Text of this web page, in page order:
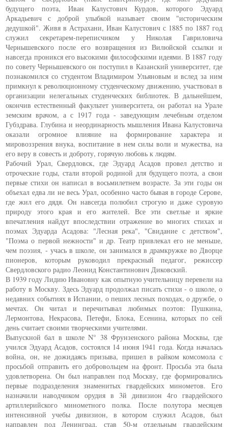
будущего поэта, Иван Калустович Курдов, которого Эдуард
Аркадьевич с доброй улыбкой называет своим "историческим
дедушкой". Живя в Астрахани, Иван Калустович с 1885 по 1887 год
служил секретарем-переписчиком у Николая Гавриловича
Чернышевского после его возвращения из Вилюйской ссылки и
навсегда проникся его высокими философскими идеями. В 1887 году
по совету Чернышевского он поступил в Казанский университет, где
познакомился со студентом Владимиром Ульяновым и вслед за ним
примкнул к революционному студенческому движению, участвовал в
организации нелегальных студенческих библиотек. В дальнейшем,
окончив естественный факультет университета, он работал на Урале
земским врачом, а с 1917 года - заведующим лечебным отделом
Губздрава. Глубина и неординарность мышления Ивана Калустовича
оказали огромное влияние на формирование характера и
мировоззрения внука, воспитание в нем силы воли и мужества, на
его веру в совесть и доброту, горячую любовь к людям.
Рабочий Урал, Свердловск, где Эдуард Асадов провел детство и
отроческие годы, стали второй родиной для будущего поэта, а свои
первые стихи он написал в восьмилетнем возрасте. За эти годы он
объехал едва ли не весь Урал, особенно часто бывая в городе Серове,
где жил его дядя. Он навсегда полюбил строгую и даже суровую
природу этого края и его жителей. Все эти светлые и яркие
впечатления найдут впоследствии отражение во многих стихах и
поэмах Эдуарда Асадова: "Лесная река", "Свидание с детством",
"Поэма о первой нежности" и др. Театр привлекал его не меньше,
чем поэзия, - учась в школе, он занимался в драмкружке во Дворце
пионеров, которым руководил прекрасный педагог, режиссер
Свердловского радио Леонид Константинович Диковский.
В 1939 году Лидию Ивановну как опытную учительницу перевели на
работу в Москву. Здесь Эдуард продолжал писать стихи - о школе, о
недавних событиях в Испании, о пеших лесных походах, о дружбе, о
мечтах. Он читал и перечитывал любимых поэтов: Пушкина,
Лермонтова, Некрасова, Петефи, Блока, Есенина, которых по сей
день считает своими творческими учителями.
Выпускной бал в школе N° 38 Фрунзенского района Москвы, где
учился Эдуард Асадов, состоялся 14 июня 1941 года. Когда началась
война, он, не дожидаясь призыва, пришел в райком комсомола с
просьбой отправить его добровольцем на фронт. Просьба эта была
удовлетворена. Он был направлен под Москву, где формировались
первые подразделения знаменитых гвардейских минометов. Его
назначили наводчиком орудия в 3й дивизион 4го гвардейского
артиллерийского минометного полка. После полутора месяцев
интенсивной учебы дивизион, в котором служил Асадов, был
направлен под Ленинград, став 50-м отдельным гвардейским